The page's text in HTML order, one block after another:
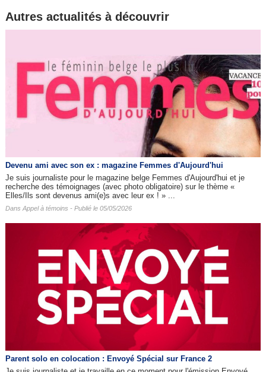
Autres actualités à découvrir
Devenu ami avec son ex : magazine Femmes d'Aujourd'hui
Je suis journaliste pour le magazine belge Femmes d'Aujourd'hui et je
recherche des témoignages (avec photo obligatoire) sur le thème «
Elles/Ils sont devenus ami(e)s avec leur ex ! » ...
Dans Appel à témoins - Publié le 05/05/2026
Parent solo en colocation : Envoyé Spécial sur France 2